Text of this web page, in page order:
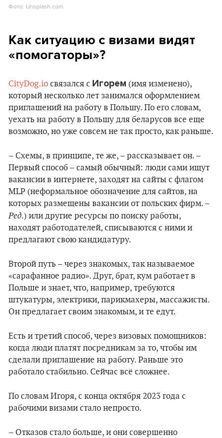
Фото: Unsplash.com.
Как ситуацию с визами видят
«помогаторы»?
CityDog.io связался с Игорем (имя изменено),
который несколько лет занимался оформлением
приглашений на работу в Польшу. По его словам,
уехать на работу в Польшу для беларусов все еще
возможно, но уже совсем не так просто, как раньше.
– Схемы, в принципе, те же, – рассказывает он. –
Первый способ – самый обычный: люди сами ищут
вакансии в интернете, заходят на сайты с флагом
MLP (неформальное обозначение для сайтов, на
которых размещены вакансии от польских фирм. –
Ред.) или другие ресурсы по поиску работы,
находят работодателей, списываются с ними и
предлагают свою кандидатуру.
Второй путь – через знакомых, так называемое
«сарафанное радио». Друг, брат, кум работает в
Польше и знает, что, например, требуются
штукатуры, электрики, парикмахеры, массажисты.
Он предлагает своим знакомым, и те едут.
Есть и третий способ, через визовых помощников:
когда люди платят посредникам за то, чтобы им
сделали приглашение на работу. Раньше это
работало стабильно. Сейчас всё сложнее.
По словам Игоря, с конца октября 2023 года с
рабочими визами стало непросто.
– Отказов стало больше, и они совершенно